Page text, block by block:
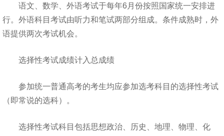
语文、数学、外语考试于每年6月份按照国家统一安排进
行。外语科目考试由听力和笔试两部分组成。条件成熟时，外
语提供两次考试机会。
选择性考试成绩计入总成绩
参加统一普通高考的考生均应参加选考科目的选择性考试
（即常说的选科）。
选择性考试科目包括思想政治、历史、地理、物理、化